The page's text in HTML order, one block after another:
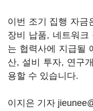
이번 조기 집행 자금
장비 납품, 네트워크
는 협력사에 지급될
산, 설비 투자, 연구
용할 수 있습니다.
이지은 기자